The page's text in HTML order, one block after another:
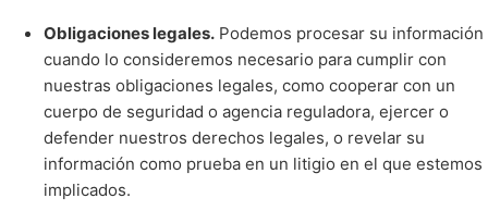
Obligaciones legales. Podemos procesar su información
cuando lo consideremos necesario para cumplir con
nuestras obligaciones legales, como cooperar con un
cuerpo de seguridad o agencia reguladora, ejercer o
defender nuestros derechos legales, o revelar su
información como prueba en un litigio en el que estemos
implicados.